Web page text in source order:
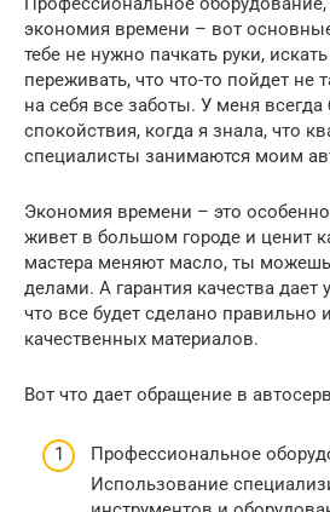
экономия времени – вот
тебе не нужно пачкать руки,
переживать, что что-то пойдет не
на себя все заботы. У меня
спокойствия, когда я знала, что
специалисты занимаются моим
Экономия времени – это
живет в большом городе и ценит
мастера меняют масло, ты
делами. А гарантия качества дает
что все будет сделано правильно
качественных материалов.
Вот что дает обращение в
Профессиональное
Использование